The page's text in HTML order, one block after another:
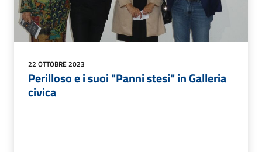
22 OTTOBRE 2023
Perilloso e i suoi "Panni stesi" in Galleria
civica